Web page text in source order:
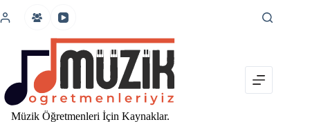
atla
Müzik Öğretmenleri İçin Kaynaklar.